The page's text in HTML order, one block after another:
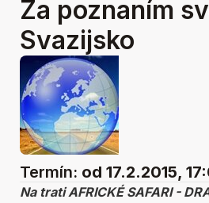
Za poznaním
Svazijsko
Termín: od 17.2.2015,
Na trati AFRICKÉ SAFARI -